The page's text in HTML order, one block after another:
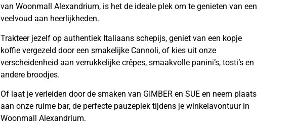
van Woonmall Alexandrium, is het de ideale plek om te genieten van een
veelvoud aan heerlijkheden.
Trakteer jezelf op authentiek Italiaans schepijs, geniet van een kopje
koffie vergezeld door een smakelijke Cannoli, of kies uit onze
verscheidenheid aan verrukkelijke crêpes, smaakvolle panini’s, tosti’s en
andere broodjes.
Of laat je verleiden door de smaken van GIMBER en SUE en neem plaats
aan onze ruime bar, de perfecte pauzeplek tijdens je winkelavontuur in
Woonmall Alexandrium.